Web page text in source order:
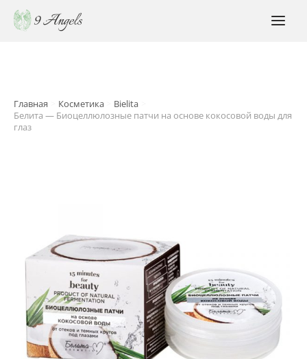
Перейти
содержимому
Главная Косметика
Bielita
Белита — Биоцеллюлозные патчи на основе кокосовой воды для
глаз